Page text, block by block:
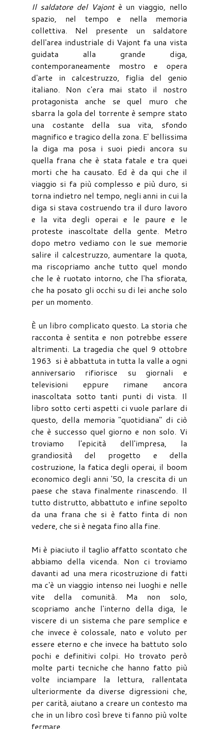
Il saldatore del Vajontè un viaggio, nello
spazio, nel tempo e nella memoria
collettiva. Nel presente un saldatore
dell'area industriale di Vajont fa una vista
guidata alla grande diga,
contemporaneamente mostro e opera
d'arte in calcestruzzo, figlia del genio
italiano. Non c'era mai stato il nostro
protagonista anche se quel muro che
sbarra la gola del torrente è sempre stato
una costante della sua vita, sfondo
magnifico e tragico della zona. E' bellissima
la diga ma posa i suoi piedi ancora su
quella frana che è stata fatale e tra quei
morti che ha causato. Ed è da qui che il
viaggio si fa più complesso e più duro, si
torna indietro nel tempo, negli anni in cui la
diga si stava costruendo tra il duro lavoro
e la vita degli operai e le paure e le
proteste inascoltate della gente. Metro
dopo metro vediamo con le sue memorie
salire il calcestruzzo, aumentare la quota,
ma riscopriamo anche tutto quel mondo
che le è ruotato intorno, che l'ha sfiorata,
che ha posato gli occhi su di lei anche solo
per un momento.
È un libro complicato questo. La storia che
racconta è sentita e non potrebbe essere
altrimenti. La tragedia che quel 9 ottobre
1963 si è abbattuta in tutta la valle a ogni
anniversario rifiorisce su giornali e
televisioni eppure rimane ancora
inascoltata sotto tanti punti di vista. Il
libro sotto certi aspetti ci vuole parlare di
questo, della memoria "quotidiana" di ciò
che è successo quel giorno e non solo. Vi
troviamo l'epicità dell'impresa, la
grandiosità del progetto e della
costruzione, la fatica degli operai, il boom
economico degli anni '50, la crescita di un
paese che stava finalmente rinascendo. Il
tutto distrutto, abbattuto e infine sepolto
da una frana che si è fatto finta di non
vedere, che si è negata fino alla fine.
Mi è piaciuto il taglio affatto scontato che
abbiamo della vicenda. Non ci troviamo
davanti ad una mera ricostruzione di fatti
ma c'è un viaggio intenso nei luoghi e nelle
vite della comunità. Ma non solo,
scopriamo anche l'interno della diga, le
viscere di un sistema che pare semplice e
che invece è colossale, nato e voluto per
essere eterno e che invece ha battuto solo
pochi e definitivi colpi. Ho trovato però
molte parti tecniche che hanno fatto più
volte inciampare la lettura, rallentata
ulteriormente da diverse digressioni che,
per carità, aiutano a creare un contesto ma
che in un libro così breve ti fanno più volte
fermare.